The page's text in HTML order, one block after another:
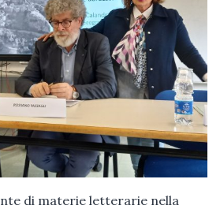
di materie letterarie nella